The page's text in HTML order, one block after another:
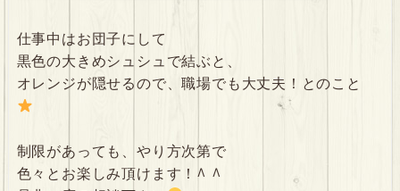
仕事中はお団子にして
黒色の大きめシュシュで結ぶと、
オレンジが隠せるので、職場でも大丈夫！とのこと
制限があっても、やり方次第で
色々とお楽しみ頂けます！^ ^